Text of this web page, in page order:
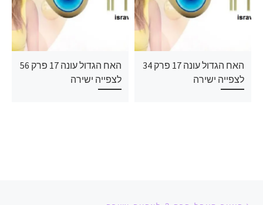
האח הגדול עונה 17 פרק 56
לצפייה ישירה
האח הגדול עונה 17 פרק 34
לצפייה ישירה